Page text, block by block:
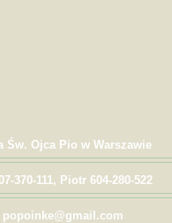
Św. Ojca Pio w Warszawie
370-111, Piotr 604-280-522